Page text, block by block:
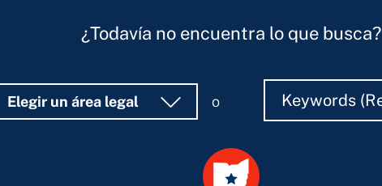
¿Todavía no encuentra lo que busca?
Elegir un área legal o
Buscar
Buscar